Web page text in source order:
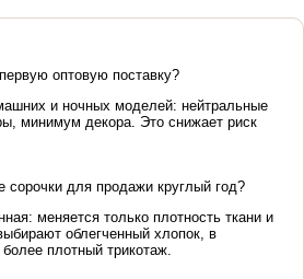
оптовую поставку?
и ночных моделей: нейтральные
минимум декора. Это снижает риск
для продажи круглый год?
меняется только плотность ткани и
облегченный хлопок, в
плотный трикотаж.